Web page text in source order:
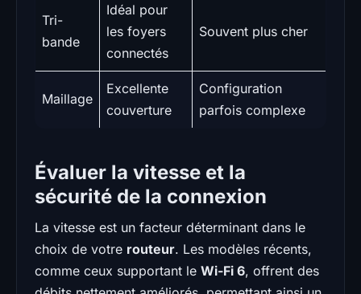
Tri-
bande
Idéal pour
les foyers
connectés
Souvent plus cher
Maillage
Excellente
couverture
Configuration
parfois complexe
Évaluer la vitesse et la
sécurité de la connexion
La vitesse est un facteur déterminant dans le
choix de votre routeur. Les modèles récents,
comme ceux supportant le Wi-Fi 6, offrent des